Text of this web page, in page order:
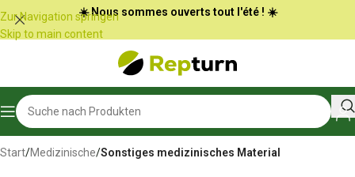
Cookie-Einstellungen
Zur Navigation springen
Skip to main content
☀️ Nous sommes ouverts tout l'été ! ☀️
Start/Medizinische/Sonstiges medizinisches Material